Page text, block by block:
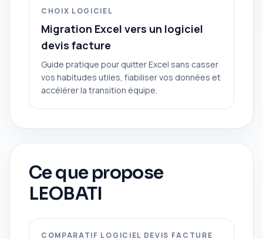
CHOIX LOGICIEL
Migration Excel vers un logiciel
devis facture
Guide pratique pour quitter Excel sans casser
vos habitudes utiles, fiabiliser vos données et
accélérer la transition équipe.
Ce que propose
LEOBATI
COMPARATIF LOGICIEL DEVIS FACTURE